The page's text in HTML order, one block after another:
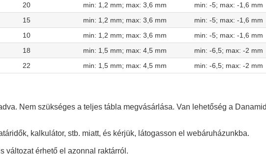
20 min: 1,2 mm; max: 3,6 mm
min: -5; max: -1,6 mm
15 min: 1,2 mm; max: 3,6 mm
min: -5; max: -1,6 mm
10 min: 1,2 mm; max: 3,6 mm
min: -5; max: -1,6 mm
18 min: 1,5 mm; max: 4,5 mm
min: -6,5; max: -2 mm
22 min: 1,5 mm; max: 4,5 mm min: -6,5; max: -2 mm
Nem szükséges a teljes tábla megvásárlása. Van lehetőség a
kalkulátor, stb. miatt, és kérjük, látogasson el webáruházunkba.
változat érhető el azonnal raktárról.